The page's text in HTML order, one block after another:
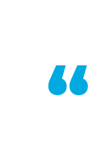
“